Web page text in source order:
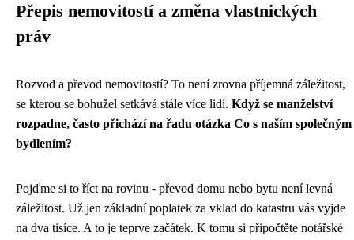
Přepis nemovitostí a změna vlastnických
práv
Rozvod a převod nemovitostí? To není zrovna příjemná záležitost,
se kterou se bohužel setkává stále více lidí. Když se manželství
rozpadne, často přichází na řadu otázka Co s naším společným
bydlením?
Pojďme si to říct na rovinu - převod domu nebo bytu není levná
záležitost. Už jen základní poplatek za vklad do katastru vás vyjde
na dva tisíce. A to je teprve začátek. K tomu si připočtěte notářské